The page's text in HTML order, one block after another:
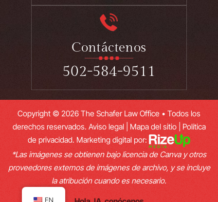
Contáctenos
502-584-9511
Copyright © 2026 The Schafer Law Office • Todos los
derechos reservados. Aviso legal| Mapa del sitio| Política
de privacidad. Marketing digital por:
*Las imágenes se obtienen bajo licencia de Canva y otros
proveedores externos de imágenes de archivo, y se incluye
la atribución cuando es necesario.
EN